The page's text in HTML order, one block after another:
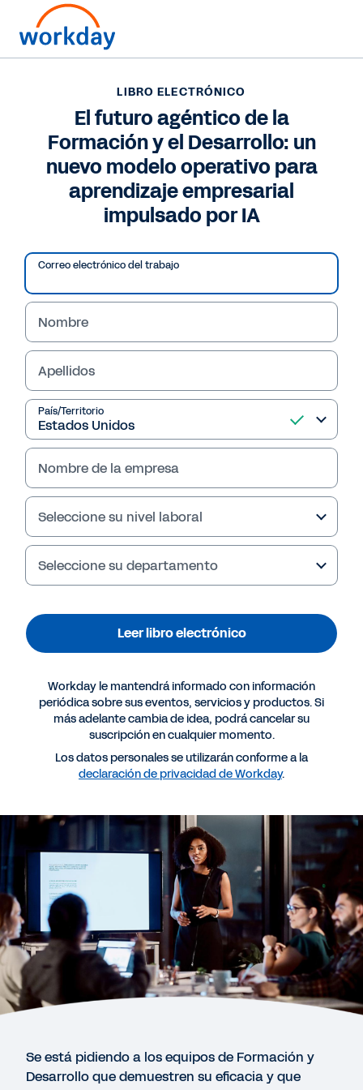
LIBRO ELECTRÓNICO
El futuro agéntico de la
Formación y el
Desarrollo: un nuevo
modelo operativo para
aprendizaje
empresarial impulsado
por IA
Descubra cómo un modelo de Formación y
Desarrollo basado en agentes utiliza la IA para
escalar el aprendizaje, reducir el trabajo
manual y conectar el desarrollo directamente
con los resultados de negocio y el desempeño
de la fuerza laboral.
Más recursos
El futuro agéntico de la Formación y el Desarrollo:
un nuevo modelo operativo para aprendizaje
empresarial impulsado por IA
GUÍA
IA en RRHH: cómo utilizar la IA para desarrollar la
futura fuerza laboral
INFORME
skills con IA
LIBRO ELECTRÓNICO
El futuro agéntico de la
Formación y el Desarrollo: un
nuevo modelo operativo para
aprendizaje empresarial
impulsado por IA
Correo electrónico del trabajo
Nombre
Apellidos
País/Territorio
Nombre de la empresa
Seleccione su nivel laboral
Seleccione su departamento
Leer libro electrónico
Workday le mantendrá informado con información
periódica sobre sus eventos, servicios y productos. Si
más adelante cambia de idea, podrá cancelar su
suscripción en cualquier momento.
Los datos personales se utilizarán conforme a la
declaración de privacidad de Workday.
Se está pidiendo a los equipos de Formación y
Desarrollo que demuestren su eficacia y que